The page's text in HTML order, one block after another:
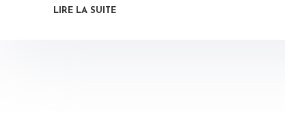
LIRE LA SUITE